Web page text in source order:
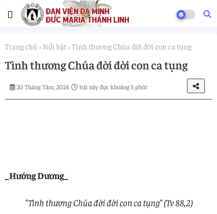
Trang chủ Nổi bật Tình thương Chúa đời đời con ca tụng
Tình thương Chúa đời đời con ca tụng
20 Tháng Tám, 2024 bài này đọc khoảng 5 phút
_Hướng Dương_
"Tình thương Chúa đời đời con ca tụng" (Tv 88,2)